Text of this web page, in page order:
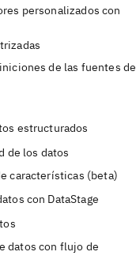
personalizados con
de las fuentes de
estructurados
de los datos
características (beta)
con DataStage
datos con flujo de